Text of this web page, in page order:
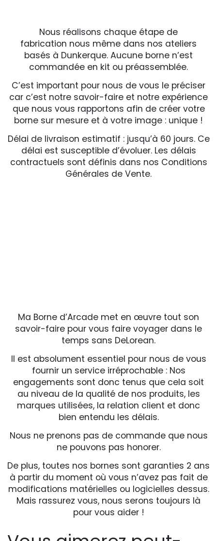
Nous réalisons chaque étape de
fabrication nous même dans nos ateliers
basés à Dunkerque. Aucune borne n’est
commandée en kit ou préassemblée.
C’est important pour nous de vous le préciser
car c’est notre savoir-faire et notre expérience
que nous vous rapportons afin de créer votre
borne sur mesure et à votre image : unique !
Délai de livraison estimatif : jusqu’à 60 jours. Ce
délai est susceptible d’évoluer. Les délais
contractuels sont définis dans nos Conditions
Générales de Vente.
Ma Borne d’Arcade met en œuvre tout son
savoir-faire pour vous faire voyager dans le
temps sans DeLorean.
Il est absolument essentiel pour nous de vous
fournir un service irréprochable : Nos
engagements sont donc tenus que cela soit
au niveau de la qualité de nos produits, les
marques utilisées, la relation client et donc
bien entendu les délais.
Nous ne prenons pas de commande que nous
ne pouvons pas honorer.
De plus, toutes nos bornes sont garanties 2 ans
à partir du moment où vous n’avez pas fait de
modifications matérielles ou logicielles dessus.
Mais rassurez vous, nous serons toujours là
pour vous aider !